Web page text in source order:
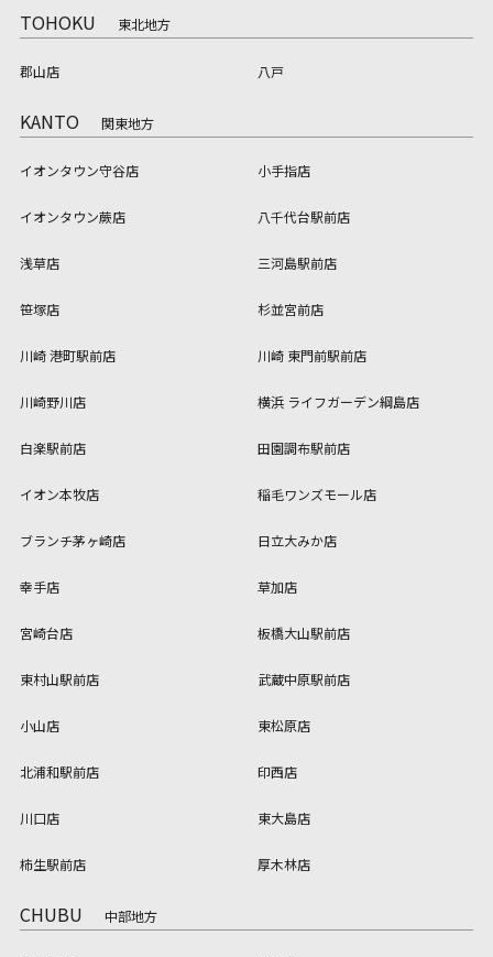
TOHOKU 東北地方
郡山店 八戸
KANTO 関東地方
イオンタウン守谷店 小手指店
イオンタウン蕨店 八千代台駅前店
浅草店 三河島駅前店
笹塚店 杉並宮前店
川崎 港町駅前店 川崎 東門前駅前店
川崎野川店 横浜 ライフガーデン綱島店
白楽駅前店 田園調布駅前店
イオン本牧店 稲毛ワンズモール店
ブランチ茅ヶ崎店 日立大みか店
幸手店 草加店
宮崎台店 板橋大山駅前店
東村山駅前店 武蔵中原駅前店
小山店 東松原店
北浦和駅前店 印西店
川口店 東大島店
柿生駅前店 厚木林店
CHUBU 中部地方